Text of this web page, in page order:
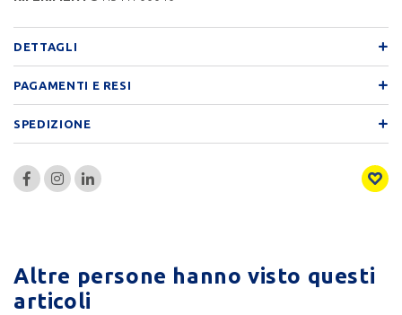
DETTAGLI
PAGAMENTI E RESI
SPEDIZIONE
Altre persone hanno visto questi
articoli